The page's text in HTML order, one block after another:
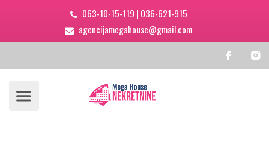
063-10-15-119 | 036-621-915
agencijamegahouse@gmail.com